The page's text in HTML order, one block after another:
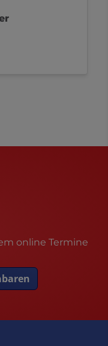
online Termine